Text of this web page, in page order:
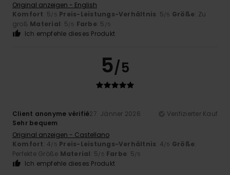
Original anzeigen - English
Komfort: 5/5 Preis-Leistungs-Verhältnis: 5/5 Größe: Zu
groß Material: 5/5 Farbe: 5 /5
Ich empfehle dieses Produkt
5/5
Client anonyme vérifié27. Jänner 2026
Verifizierter Kauf
Sehr bequem
Original anzeigen - Castellano
Komfort: 4/5 Preis-Leistungs-Verhältnis: 4/5 Größe:
Perfekte Größe Material: 5/5 Farbe: 5/5
Ich empfehle dieses Produkt